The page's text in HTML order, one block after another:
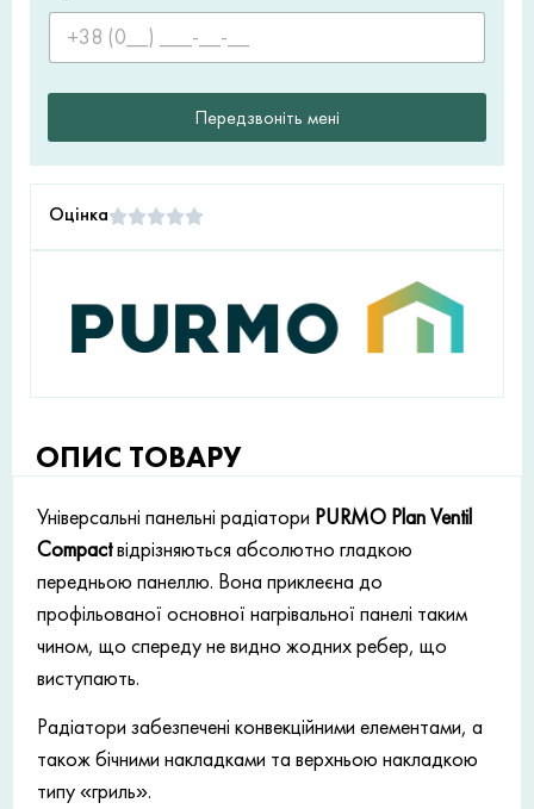
Передзвоніть мені
Оцінка
ОПИС ТОВАРУ
Універсальні панельні радіатори PURMO Plan Ventil
Compactвідрізняються абсолютно гладкою
передньою панеллю. Вона приклеєна до
профільованої основної нагрівальної панелі таким
чином, що спереду не видно жодних ребер, що
виступають.
Радіатори забезпечені конвекційними елементами, а
також бічними накладками та верхньою накладкою
типу «гриль».